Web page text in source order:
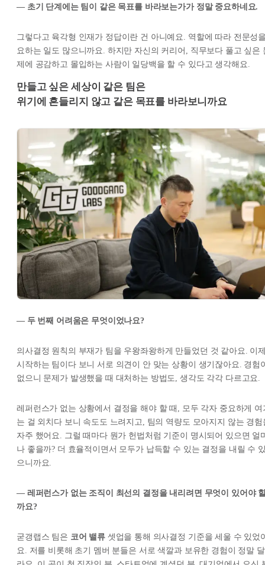
— 초기 단계에는 팀이 같은 목표를 바라보는가가 정말 중요하네요.
그렇다고 육각형 인재가 정답이란 건 아니예요. 역할에 따라 전문성
요하는 일도 많으니까요. 하지만 자신의 커리어, 직무보다 풀고 싶은
제에 공감하고 몰입하는 사람이 일당백을 할 수 있다고 생각해요.
만들고 싶은 세상이 같은 팀은
위기에 흔들리지 않고 같은 목표를 바라보니까요
— 두 번째 어려움은 무엇이었나요?
의사결정 원칙의 부재가 팀을 우왕좌왕하게 만들었던 것 같아요. 이
시작하는 팀이다 보니 서로 의견이 안 맞는 상황이 생기잖아요. 경험
없으니 문제가 발생했을 때 대처하는 방법도, 생각도 각각 다르고요.
레퍼런스가 없는 상황에서 결정을 해야 할 때, 모두 각자 중요하게 여
는 걸 외치다 보니 속도도 느려지고, 팀의 역량도 모아지지 않는 경험
자주 했어요. 그럴 때마다 뭔가 헌법처럼 기준이 명시되어 있으면 얼
나 좋을까? 더 효율적이면서 모두가 납득할 수 있는 결정을 내릴 수
으니까요.
— 레퍼런스가 없는 조직이 최선의 결정을 내리려면 무엇이 있어야
까요?
굳갱랩스 팀은 코어 밸류셋업을 통해 의사결정 기준을 세울 수 있었
요. 저를 비롯해 초기 멤버 분들은 서로 색깔과 보유한 경험이 정말 달